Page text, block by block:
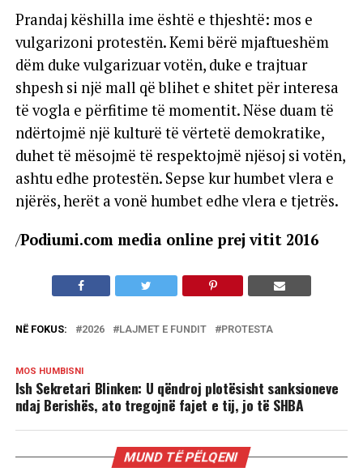
Prandaj këshilla ime është e thjeshtë: mos e
vulgarizoni protestën. Kemi bërë mjaftueshëm
dëm duke vulgarizuar votën, duke e trajtuar
shpesh si një mall që blihet e shitet për interesa
të vogla e përfitime të momentit. Nëse duam të
ndërtojmë një kulturë të vërtetë demokratike,
duhet të mësojmë të respektojmë njësoj si votën,
ashtu edhe protestën. Sepse kur humbet vlera e
njërës, herët a vonë humbet edhe vlera e tjetrës.
/Podiumi.com media online prej vitit 2016
NË FOKUS: 2026 LAJMET E FUNDIT PROTESTA
MOS HUMBISNI
Ish Sekretari Blinken: U qëndroj plotësisht sanksioneve
ndaj Berishës, ato tregojnë fajet e tij, jo të SHBA
MUND TË PËLQENI